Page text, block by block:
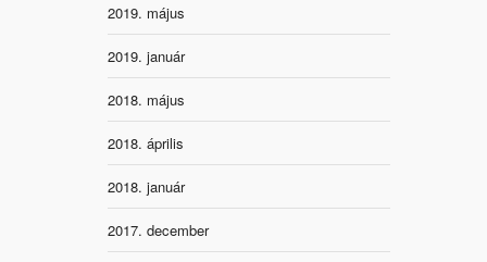
2019. május
2019. január
2018. május
2018. április
2018. január
2017. december